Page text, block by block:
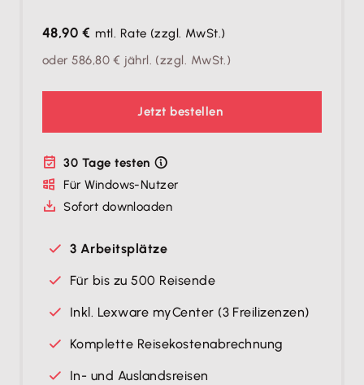
48,90 € mtl. Rate (zzgl. MwSt.)
oder586,80 € jährl. (zzgl. MwSt.)
Jetzt bestellen
30 Tage testen
Für Windows-Nutzer
Sofort downloaden
3 Arbeitsplätze
Für bis zu 500 Reisende
Inkl. Lexware myCenter (3 Freilizenzen)
Komplette Reise­kosten­ab­rechnung
In- und Auslandsreisen